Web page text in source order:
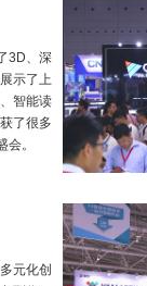
3D、深
示了上
智能读
了很多
。
元化创